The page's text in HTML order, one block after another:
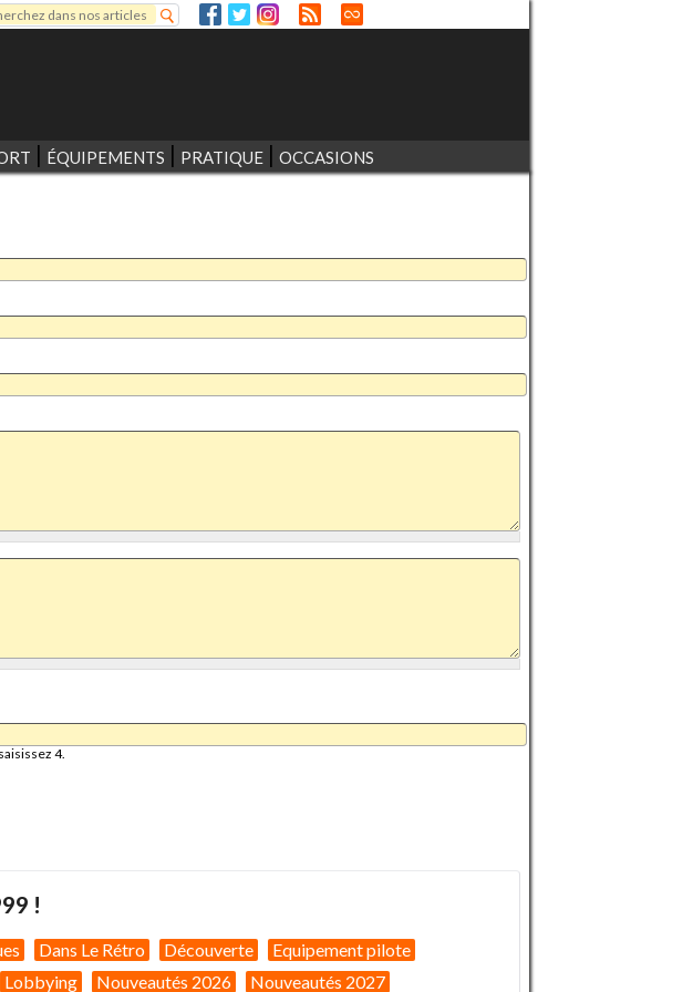
de recherche
ÉQUIPEMENTS PRATIQUE OCCASIONS
4.
!
Dans Le Rétro Découverte
Equipement pilote
Lobbying Nouveautés 2026 Nouveautés 2027